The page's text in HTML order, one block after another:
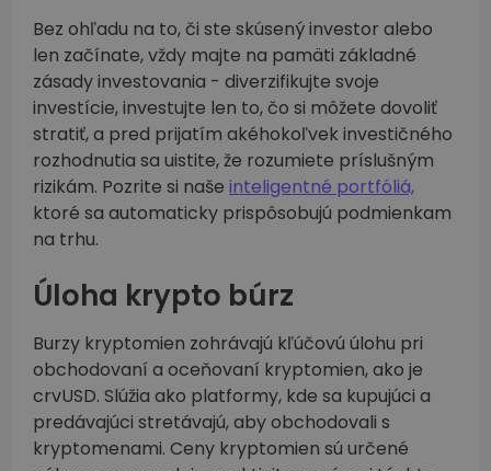
Bez ohľadu na to, či ste skúsený investor alebo
len začínate, vždy majte na pamäti základné
zásady investovania - diverzifikujte svoje
investície, investujte len to, čo si môžete dovoliť
stratiť, a pred prijatím akéhokoľvek investičného
rozhodnutia sa uistite, že rozumiete príslušným
rizikám. Pozrite si naše inteligentné portfóliá,
ktoré sa automaticky prispôsobujú podmienkam
na trhu.
Úloha krypto búrz
Burzy kryptomien zohrávajú kľúčovú úlohu pri
obchodovaní a oceňovaní kryptomien, ako je
crvUSD. Slúžia ako platformy, kde sa kupujúci a
predávajúci stretávajú, aby obchodovali s
kryptomenami. Ceny kryptomien sú určené